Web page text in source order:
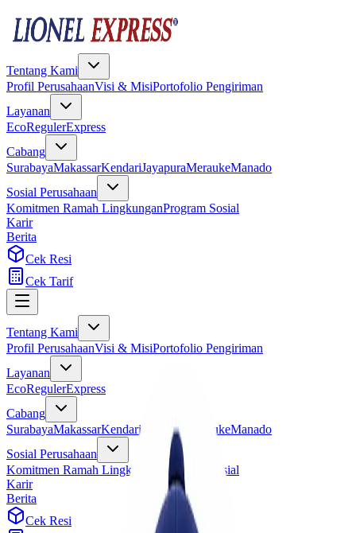
Tentang Kami
Profil PerusahaanVisi & MisiPortofolio Pengiriman
Layanan
EcoRegulerExpress
Cabang
SurabayaMakassarKendariJayapuraMeraukeManado
Sosial Perusahaan
Komitmen Ramah LingkunganProgram Sosial
Karir
Berita
Cek Resi
Cek Tarif
Tentang Kami
Profil PerusahaanVisi & MisiPortofolio Pengiriman
Layanan
EcoRegulerExpress
Cabang
SurabayaMakassarKendari Jayapura MeraukeManado
Sosial Perusahaan
Komitmen Ramah Lingkungan
Program Sosial
Karir
Berita
Cek Resi